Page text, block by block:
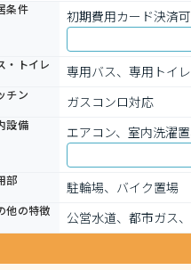
条件 初期費用カード決済
・トイレ
専用バス、専用トイ
チン ガスコンロ対応
設備 エアコン、室内洗濯
部
駐輪場、バイク置場
他の特徴
公営水道、都市ガス